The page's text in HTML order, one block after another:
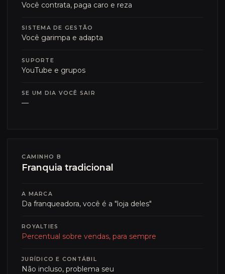
Você contrata, paga caro e reza
SISTEMA DE GESTÃO
Você garimpa e adapta
SUPORTE
YouTube e grupos
SE UM DIA VOCÊ SAIR
—
CAMINHO B
Franquia tradicional
A MARCA
Da franqueadora, você é a "loja deles"
ROYALTIES
Percentual sobre vendas, para sempre
JURÍDICO E CONTÁBIL
Não incluso, problema seu